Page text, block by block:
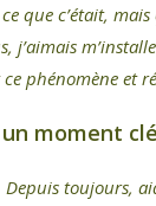
que c’était,
j’aimais
ce phénomène et
moment
Depuis toujours,